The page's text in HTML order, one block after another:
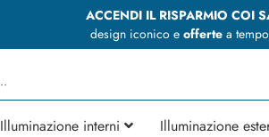
ACCENDI IL RISPARMIO COI
design iconico e offertea
Illuminazione interni Illuminazione